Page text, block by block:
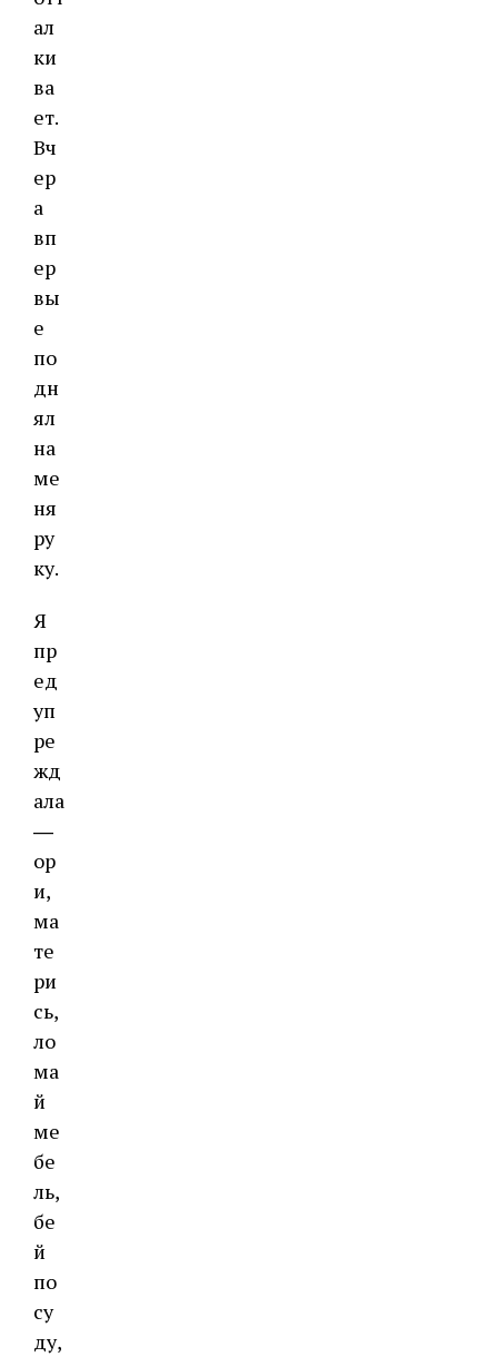
ал
ки
ва
ет.
Вч
ер
а
вп
ер
вы
е
по
дн
ял
на
ме
ня
ру
ку.
Я
пр
ед
уп
ре
жд
ала
―
ор
и,
ма
те
ри
сь,
ло
ма
й
ме
бе
ль,
бе
й
по
су
ду,